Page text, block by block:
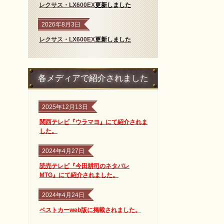
レクサス ・LX600EX更新しました
2026年8月3日
レクサス ・LX600EX更新しました
各メディアで紹介されました
2025年12月13日
関西テレビ『ウラマヨ』にて紹介されま
した。
2024年4月27日
読売テレビ『今田耕司のネタバレ
MTG』にて紹介されました。
2024年4月24日
ベストカーweb版に掲載されました。